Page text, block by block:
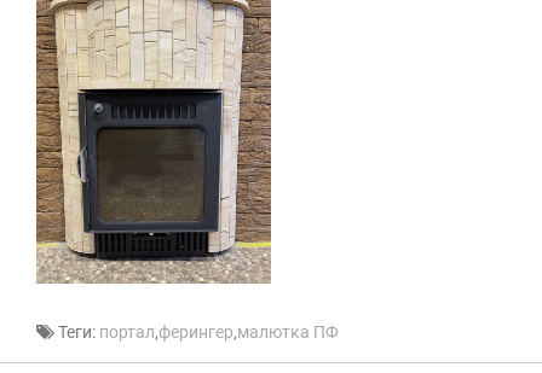
Теги: портал,ферингер,малютка ПФ